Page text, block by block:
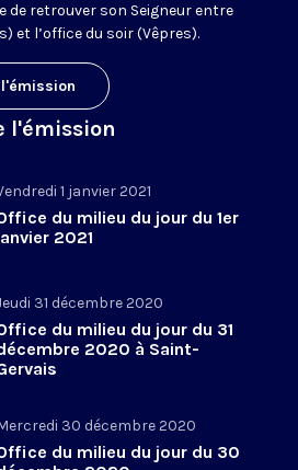
de retrouver son Seigneur entre
et l’office du soir (Vêpres).
l'émission
1 janvier 2021
du milieu du jour du 1er
2021
31 décembre 2020
du milieu du jour du 31
2020 à Saint-
30 décembre 2020
du milieu du jour du 30